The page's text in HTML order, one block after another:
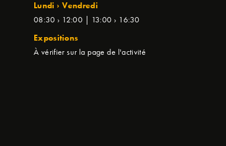
Lundi › Vendredi
08:30 › 12:00 | 13:00 › 16:30
Expositions
À vérifier sur la page de l'activité